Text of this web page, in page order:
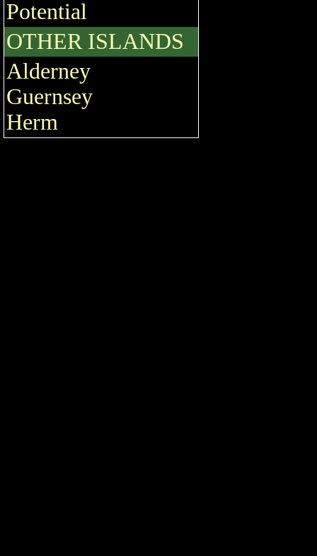
Potential
OTHER ISLANDS
Alderney
Guernsey
Herm